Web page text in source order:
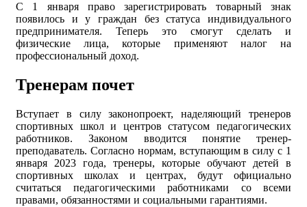
С 1 января право зарегистрировать товарный знак
появилось и у граждан без статуса индивидуального
предпринимателя. Теперь это смогут сделать и
физические лица, которые применяют налог на
профессиональный доход.
Тренерам почет
Вступает в силу законопроект, наделяющий тренеров
спортивных школ и центров статусом педагогических
работников. Законом вводится понятие тренер-
преподаватель. Согласно нормам, вступающим в силу с 1
января 2023 года, тренеры, которые обучают детей в
спортивных школах и центрах, будут официально
считаться педагогическими работниками со всеми
правами, обязанностями и социальными гарантиями.